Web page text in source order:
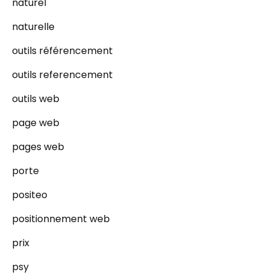
naturelle
outils référencement
outils referencement
outils web
page web
pages web
porte
positeo
positionnement web
prix
psy